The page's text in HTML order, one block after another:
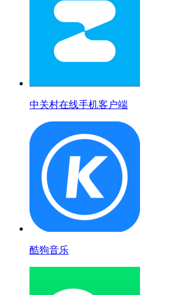
中关村在线手机客户端
酷狗音乐